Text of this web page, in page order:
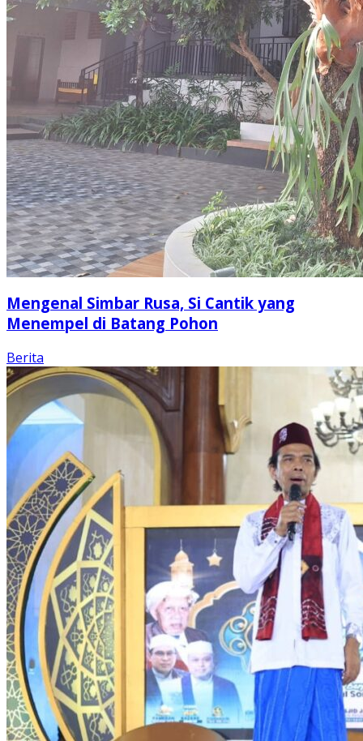
Mengenal Simbar Rusa, Si Cantik yang
Menempel di Batang Pohon
Berita